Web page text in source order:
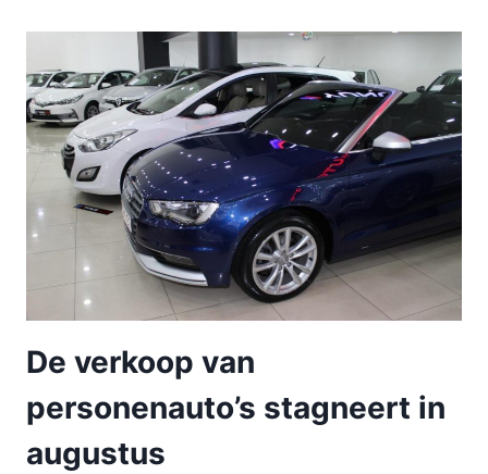
De verkoop van
personenauto’s stagneert in
augustus